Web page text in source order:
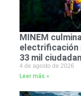
MINEM
electrificación
33 mil
4 de agosto de 2026
Leer más »